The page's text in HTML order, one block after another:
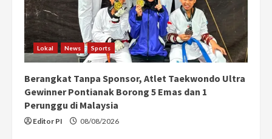
Lokal News Sports
Berangkat Tanpa Sponsor, Atlet Taekwondo Ultra
Gewinner Pontianak Borong 5 Emas dan 1
Perunggu di Malaysia
Editor PI 08/08/2026